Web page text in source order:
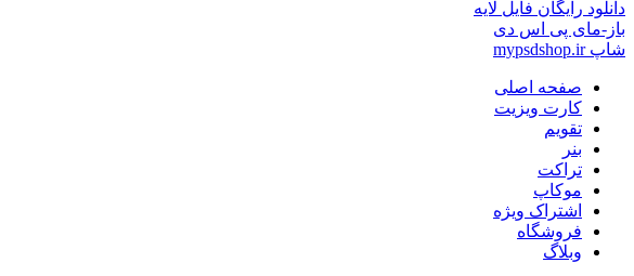
صفحه اصلی
کارت ویزیت
تقویم
بنر
تراکت
موکاپ
اشتراک ویژه
فروشگاه
وبلاگ